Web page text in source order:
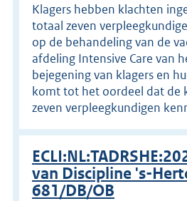
Klagers hebben klachten
totaal zeven
op de behandeling van de
afdeling Intensive Care van
bejegening van klagers en
komt tot het oordeel dat de
zeven verpleegkundigen
van Discipline 's-
681/DB/OB